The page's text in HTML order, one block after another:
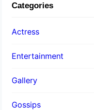
Categories
Actress
Entertainment
Gallery
Gossips